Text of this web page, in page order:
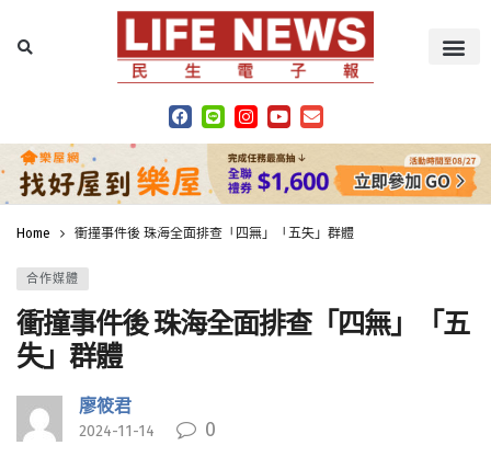
Home 衝撞事件後 珠海全面排查「四無」「五失」群體
合作媒體
衝撞事件後 珠海全面排查「四無」「五
失」群體
廖筱君
2024-11-14 0